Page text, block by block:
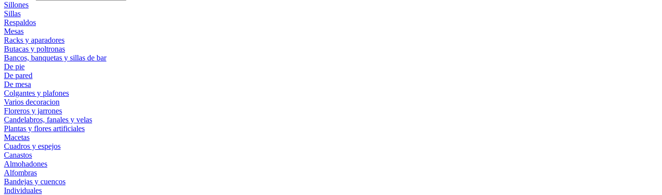
Sillones
Sillas
Respaldos
Mesas
Racks y aparadores
Butacas y poltronas
Bancos, banquetas y sillas de bar
De pie
De pared
De mesa
Colgantes y plafones
Varios decoracion
Floreros y jarrones
Candelabros, fanales y velas
Plantas y flores artificiales
Macetas
Cuadros y espejos
Canastos
Almohadones
Alfombras
Bandejas y cuencos
Individuales